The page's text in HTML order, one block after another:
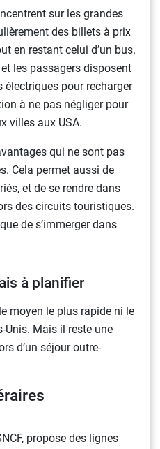
sur les grandes
des billets à prix
en restant celui d’un bus.
les passagers disposent
électriques pour recharger
à ne pas négliger pour
villes aux USA.
qui ne sont pas
Cela permet aussi de
et de se rendre dans
des circuits touristiques.
de s’immerger dans
à planifier
moyen le plus rapide ni le
Unis. Mais il reste une
d’un séjour outre-
propose des lignes